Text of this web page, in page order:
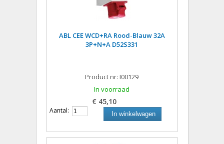
ABL CEE WCD+RA Rood-Blauw 32A
3P+N+A D52S331
Product nr: I00129
In voorraad
€ 45,10
Aantal: In winkelwagen